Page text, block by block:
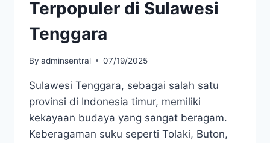
Terpopuler di Sulawesi
Tenggara
By adminsentral 07/19/2025
Sulawesi Tenggara, sebagai salah satu
provinsi di Indonesia timur, memiliki
kekayaan budaya yang sangat beragam.
Keberagaman suku seperti Tolaki, Buton,